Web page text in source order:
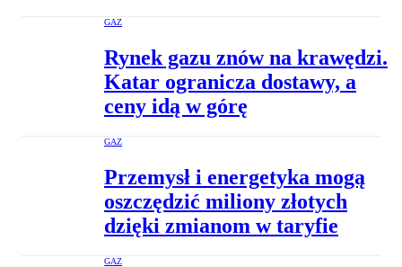
GAZ
Rynek gazu znów na krawędzi.
Katar ogranicza dostawy, a
ceny idą w górę
GAZ
Przemysł i energetyka mogą
oszczędzić miliony złotych
dzięki zmianom w taryfie
GAZ